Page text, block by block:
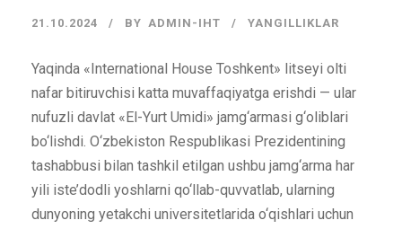
21.10.2024 BY ADMIN-IHT YANGILLIKLAR
Yaqinda «International House Toshkent» litseyi olti
nafar bitiruvchisi katta muvaffaqiyatga erishdi — ular
nufuzli davlat «El-Yurt Umidi» jamg‘armasi g‘oliblari
bo‘lishdi. O‘zbekiston Respublikasi Prezidentining
tashabbusi bilan tashkil etilgan ushbu jamg‘arma har
yili iste’dodli yoshlarni qo‘llab-quvvatlab, ularning
dunyoning yetakchi universitetlarida o‘qishlari uchun